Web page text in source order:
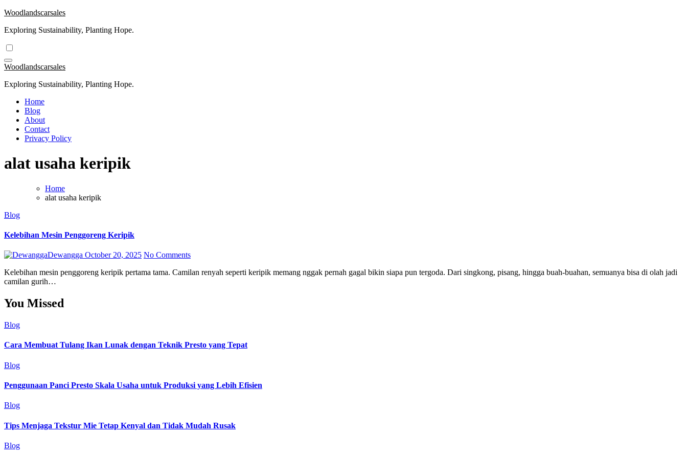
Skip
content
Woodlandscarsales
Exploring Sustainability, Planting Hope.
Woodlandscarsales
Exploring Sustainability, Planting Hope.
Home
Blog
About
Contact
Privacy Policy
alat usaha keripik
Home
alat usaha keripik
Blog
Kelebihan Mesin Penggoreng Keripik
Dewangga October 20, 2025 No Comments
Kelebihan mesin penggoreng keripik pertama tama. Camilan renyah seperti keripik memang nggak pernah gagal bikin siapa pun tergoda. Dari singkong, pisang, hingga buah-buahan, semuanya bisa di olah jadi
camilan gurih…
You Missed
Blog
Cara Membuat Tulang Ikan Lunak dengan Teknik Presto yang Tepat
Blog
Penggunaan Panci Presto Skala Usaha untuk Produksi yang Lebih Efisien
Blog
Tips Menjaga Tekstur Mie Tetap Kenyal dan Tidak Mudah Rusak
Blog